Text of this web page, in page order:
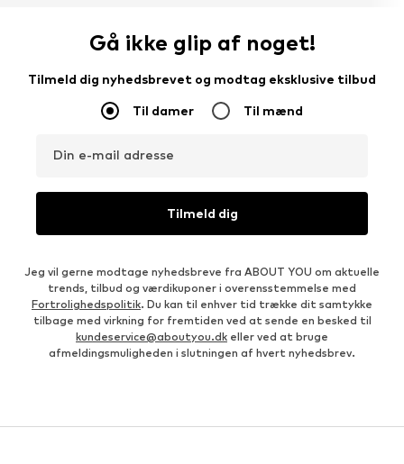
Gå ikke glip af noget!
Tilmeld dig nyhedsbrevet og modtag eksklusive tilbud
Til damer Til mænd
Din e-mail adresse
Tilmeld dig
Jeg vil gerne modtage nyhedsbreve fra ABOUT YOU om aktuelle
trends, tilbud og værdikuponer i overensstemmelse med
Fortrolighedspolitik. Du kan til enhver tid trække dit samtykke
tilbage med virkning for fremtiden ved at sende en besked til
kundeservice@aboutyou.dk eller ved at bruge
afmeldingsmuligheden i slutningen af hvert nyhedsbrev.